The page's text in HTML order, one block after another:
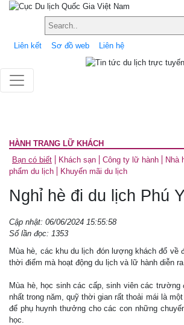
Liên kết Sơ đồ web Liên hệ
HÀNH TRANG LỮ KHÁCH
Bạn có biết
Khách sạn Công ty lữ hành Nhà
phẩm du lịch
Khuyến mãi du lịch
Nghỉ hè đi du lịch Phú
Cập nhật: 06/06/2024 15:55:58
Số lần đọc: 1353
Mùa hè, các khu du lịch đón lượng khách đổ về
thời điểm mà hoạt động du lịch và lữ hành diễn
Mùa hè, học sinh các cấp, sinh viên các trường
nhất trong năm, quỹ thời gian rất thoải mái là
để phụ huynh thưởng cho các con những
học.